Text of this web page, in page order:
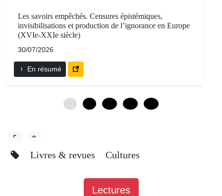
Les savoirs empêchés. Censures épistémiques,
invisibilisations et production de l’ignorance en Europe
(XVIe-XXIe siècle)
30/07/2026
En résumé
Livres & revues Cultures
Lectures